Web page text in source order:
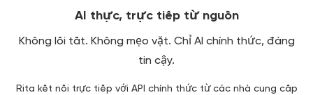
AI thực, trực tiếp từ nguồn
Không lối tắt. Không mẹo vặt. Chỉ AI chính thức, đáng
tin cậy.
Rita kết nối trực tiếp với API chính thức từ các nhà cung cấp